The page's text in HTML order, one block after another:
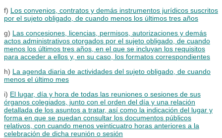
f) Los convenios, contratos y demás instrumentos jurídicos suscritos
por el sujeto obligado, de cuando menos los últimos tres años
g) Las concesiones, licencias, permisos, autorizaciones y demás
actos administrativos otorgados por el sujeto obligado, de cuando
menos los últimos tres años, en el que se incluyan los requisitos
para acceder a ellos y, en su caso, los formatos correspondientes
h) La agenda diaria de actividades del sujeto obligado, de cuando
menos el último mes
i) El lugar, día y hora de todas las reuniones o sesiones de sus
órganos colegiados, junto con el orden del día y una relación
detallada de los asuntos a tratar, así como la indicación del lugar y
forma en que se puedan consultar los documentos públicos
relativos, con cuando menos veinticuatro horas anteriores a la
celebración de dicha reunión o sesión